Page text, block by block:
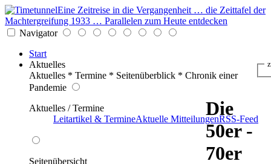
Eine Zeitreise in die Vergangenheit … die Zeittafel der
Machtergreifung 1933 … Parallelen zum Heute entdecken
Navigator
Start
Aktuelles
Aktuelles * Termine * Seitenüberblick * Chronik einer
Pandemie
Aktuelles / Termine
Leitartikel & TermineAktuelle MitteilungenRSS-Feed
Seitenübersicht
Die
50er -
70er